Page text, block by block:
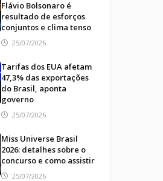
Flávio Bolsonaro é
resultado de esforços
conjuntos e clima tenso
25/07/2026
Tarifas dos EUA afetam
47,3% das exportações
do Brasil, aponta
governo
25/07/2026
Miss Universe Brasil
2026: detalhes sobre o
concurso e como assistir
25/07/2026